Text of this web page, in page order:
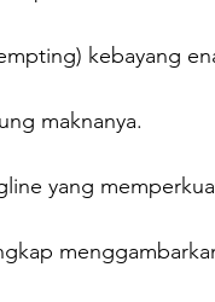
kebayang
maknanya.
yang